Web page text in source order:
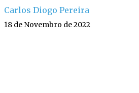
Carlos Diogo Pereira
18 de Novembro de 2022